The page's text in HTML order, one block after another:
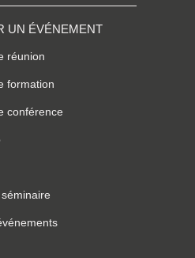
UN ÉVÉNEMENT
réunion
formation
conférence